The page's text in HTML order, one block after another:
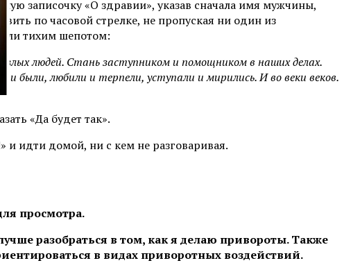
записочку «О здравии», указав сначала имя мужчины,
по часовой стрелке, не пропуская ни один из
или тихим шепотом:
людей. Стань заступником и помощником в наших делах.
любили и терпели, уступали и мирились. И во веки веков.
«Да будет так».
и идти домой, ни с кем не разговаривая.
просмотра.
разобраться в том, как я делаю привороты. Также
в видах приворотных воздействий.